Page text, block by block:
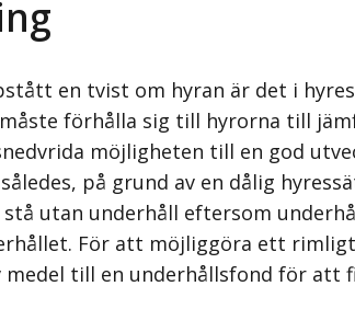
en tvist om hyran är det i
förhålla sig till hyrorna till
möjligheten till en god
på grund av en dålig
stå utan underhåll eftersom
För att möjliggöra ett
medel till en underhållsfond för att